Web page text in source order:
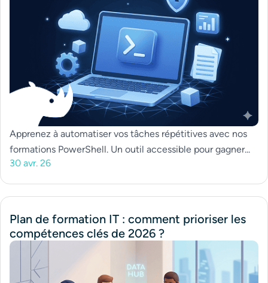
Apprenez à automatiser vos tâches répétitives avec nos
formations PowerShell. Un outil accessible pour gagner...
30 avr. 26
Plan de formation IT : comment prioriser les
compétences clés de 2026 ?